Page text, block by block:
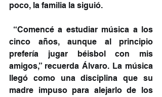
poco, la familia la siguió.
cinco años, aunque al principio
prefería jugar béisbol con mis
amigos,” recuerda Álvaro. La música
llegó como una disciplina que su
madre impuso para alejarlo de los